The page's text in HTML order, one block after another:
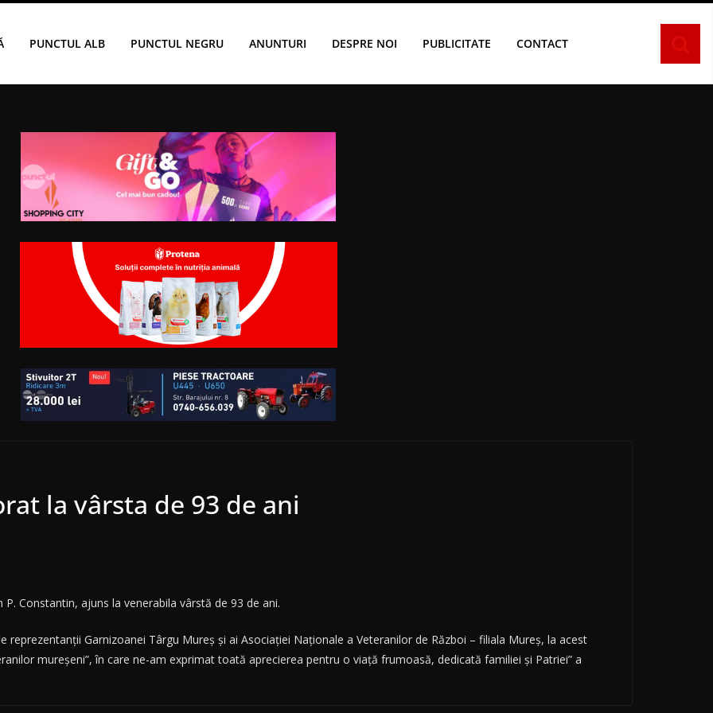
PUNCTUL ALB PUNCTUL NEGRU ANUNTURI DESPRE NOI PUBLICITATE CONTACT
la vârsta de 93 de ani
Constantin, ajuns la venerabila vârstă de 93 de ani.
reprezentanţii Garnizoanei Târgu Mureş şi ai Asociaţiei Naţionale a Veteranilor de Război – filiala Mureş, la acest
mureşeni”, în care ne-am exprimat toată aprecierea pentru o viață frumoasă, dedicată familiei și Patriei” a